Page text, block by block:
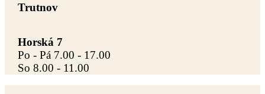
Trutnov
Horská 7
Po - Pá 7.00 - 17.00
So 8.00 - 11.00